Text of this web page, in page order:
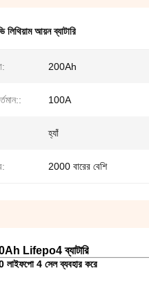
আয়ন ব্যাটারি
200Ah
100A
হ্যাঁ
2000 বারের বেশি
Lifepo4 ব্যাটারি
লাইফপো 4 সেল ব্যবহার করে